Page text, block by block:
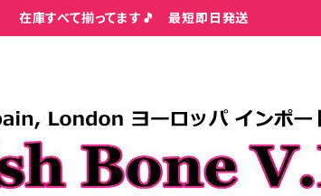
在庫すべて揃ってます🎵 最短即日発送